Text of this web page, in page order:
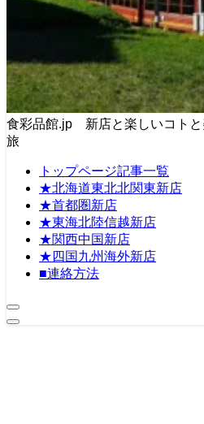
食彩品館.jp 新店と楽しいコトと
旅
トップページ記事一覧
★北海道東北北関東新店
★首都圏新店
★東海北陸信越新店
★関西中国新店
★四国九州海外新店
■連絡方法